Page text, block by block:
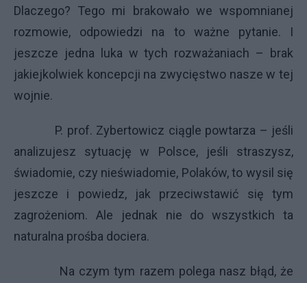
Dlaczego? Tego mi brakowało we wspomnianej
rozmowie, odpowiedzi na to ważne pytanie. I
jeszcze jedna luka w tych rozważaniach – brak
jakiejkolwiek koncepcji na zwycięstwo nasze w tej
wojnie.
P. prof. Zybertowicz ciągle powtarza – jeśli
analizujesz sytuację w Polsce, jeśli straszysz,
świadomie, czy nieświadomie, Polaków, to wysil się
jeszcze i powiedz, jak przeciwstawić się tym
zagrożeniom. Ale jednak nie do wszystkich ta
naturalna prośba dociera.
Na czym tym razem polega nasz błąd, że